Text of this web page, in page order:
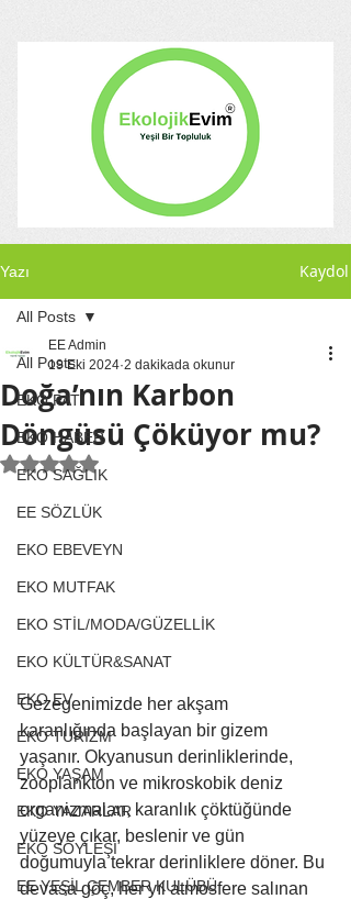
Yazı Kaydol
All Posts
EKO PATİ
EKO HABER
EKO SAĞLIK
EE SÖZLÜK
EKO EBEVEYN
EKO MUTFAK
EKO STİL/MODA/GÜZELLİK
EKO KÜLTÜR&SANAT
EKO EV
EKO TURİZM
EKO YAŞAM
EKO YAZARLAR
EKO SÖYLEŞİ
EE YEŞİL ÇEMBER KULÜBÜ
All Posts
Doğa’nın Karbon
Döngüsü Çöküyor mu?
EE Admin
19 Eki 2024 2 dakikada okunur
5 üzerinden NaN yıldız
Gezegenimizde her akşam
karanlığında başlayan bir gizem
yaşanır. Okyanusun derinliklerinde,
zooplankton ve mikroskobik deniz
organizmaları, karanlık çöktüğünde
yüzeye çıkar, beslenir ve gün
doğumuyla tekrar derinliklere döner. Bu
devasa göç, her yıl atmosfere salınan